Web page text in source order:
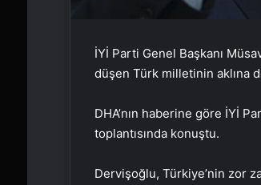
İYİ Parti Genel Başkanı
düşen Türk milletinin aklına
DHA’nın haberine göre İYİ
toplantısında konuştu.
Dervişoğlu, Türkiye’nin zor